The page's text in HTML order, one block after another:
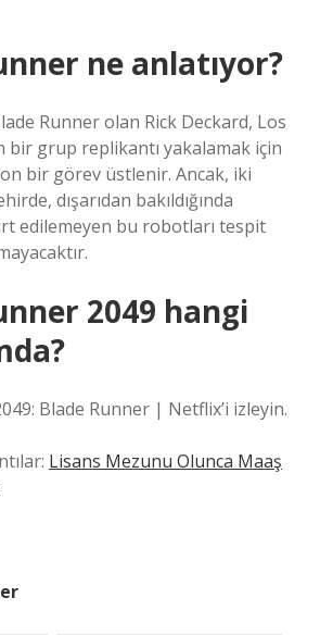
ne anlatıyor?
Runner olan Rick Deckard, Los
bir grup replikantı yakalamak için
bir görev üstlenir. Ancak, iki
dışarıdan bakıldığında
edilemeyen bu robotları tespit
2049 hangi
Blade Runner | Netflix’i izleyin.
Lisans Mezunu Olunca Maaş